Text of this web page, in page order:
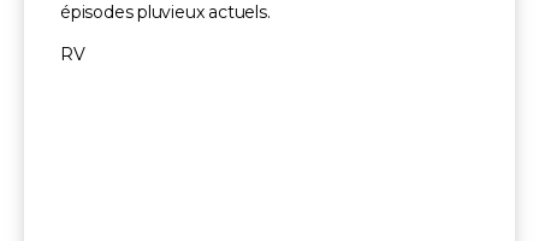
épisodes pluvieux actuels.
RV